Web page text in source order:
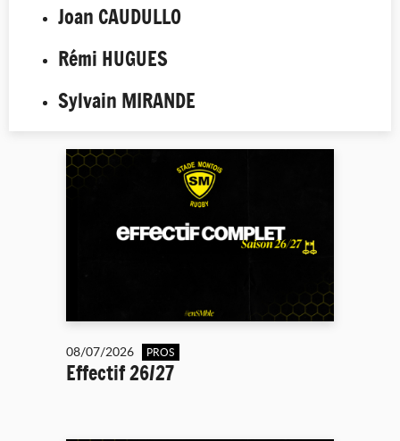
Joan CAUDULLO
Rémi HUGUES
Sylvain MIRANDE
08/07/2026 PROS
Effectif 26/27